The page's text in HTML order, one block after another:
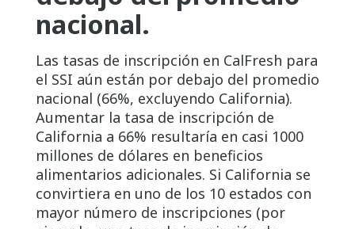
nacional.
Las tasas de inscripción en CalFresh para
el SSI aún están por debajo del promedio
nacional (66%, excluyendo California).
Aumentar la tasa de inscripción de
California a 66% resultaría en casi 1000
millones de dólares en beneficios
alimentarios adicionales. Si California se
convirtiera en uno de los 10 estados con
mayor número de inscripciones (por